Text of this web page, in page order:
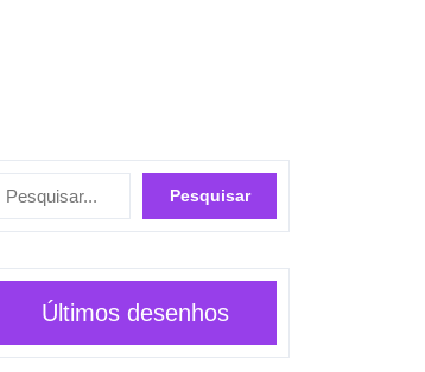
Pesquisar
Pesquisar
Últimos desenhos